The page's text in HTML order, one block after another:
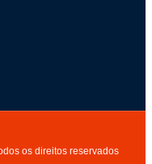
os direitos reservados